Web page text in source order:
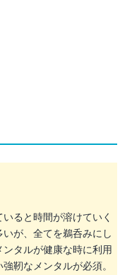
ると時間が溶けていく
が、全てを鵜呑みにし
タルが健康な時に利用
靭なメンタルが必須。